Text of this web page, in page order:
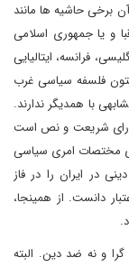
برخی حاشیه ها مانند
و یا جمهوری اسلامی
فرانسه، ایتالیایی
فلسفه سیاسی غرب
با همدیگر ندارند.
دارای شریعت و نص است
مختصات امری سیاسی
در ایران را در فاز
دانست. از همینجا،
و نه ضد دین. البته